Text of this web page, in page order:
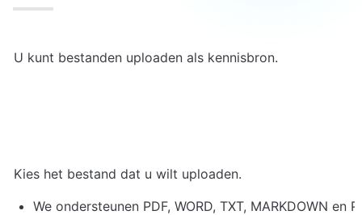
U kunt bestanden uploaden als kennisbron.
Kies het bestand dat u wilt uploaden.
We ondersteunen PDF, WORD, TXT, MARKDOWN en